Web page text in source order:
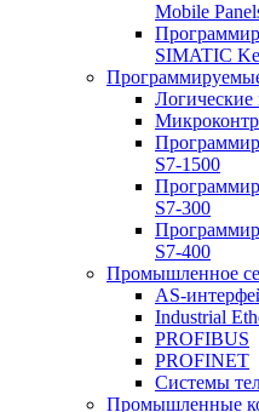
Mobile
SIMATIC
S7-1500
S7-300
S7-400
Промышленное
AS-
Industrial
PROFIBUS
PROFINET
Системы
Промышленные